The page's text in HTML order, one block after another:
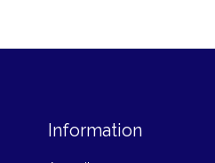
Information